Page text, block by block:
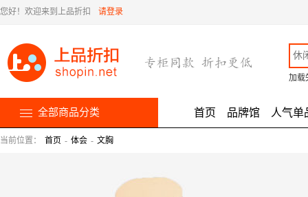
您好！欢迎来到上品折扣 请登录
加载
全部商品分类 首页 品牌馆 人气单
当前位置： 首页 - 体会 - 文胸